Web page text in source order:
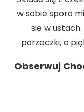
w sobie sporo
się w
porzeczki, o
Obserwuj